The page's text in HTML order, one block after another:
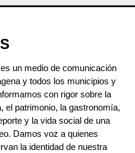
un medio de comunicación
y todos los municipios y
con rigor sobre la
el patrimonio, la gastronomía,
y la vida social de una
Damos voz a quienes
la identidad de nuestra